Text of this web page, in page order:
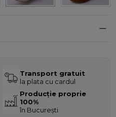
Transport gratuit
la plata cu cardul
Producție proprie
100%
în București